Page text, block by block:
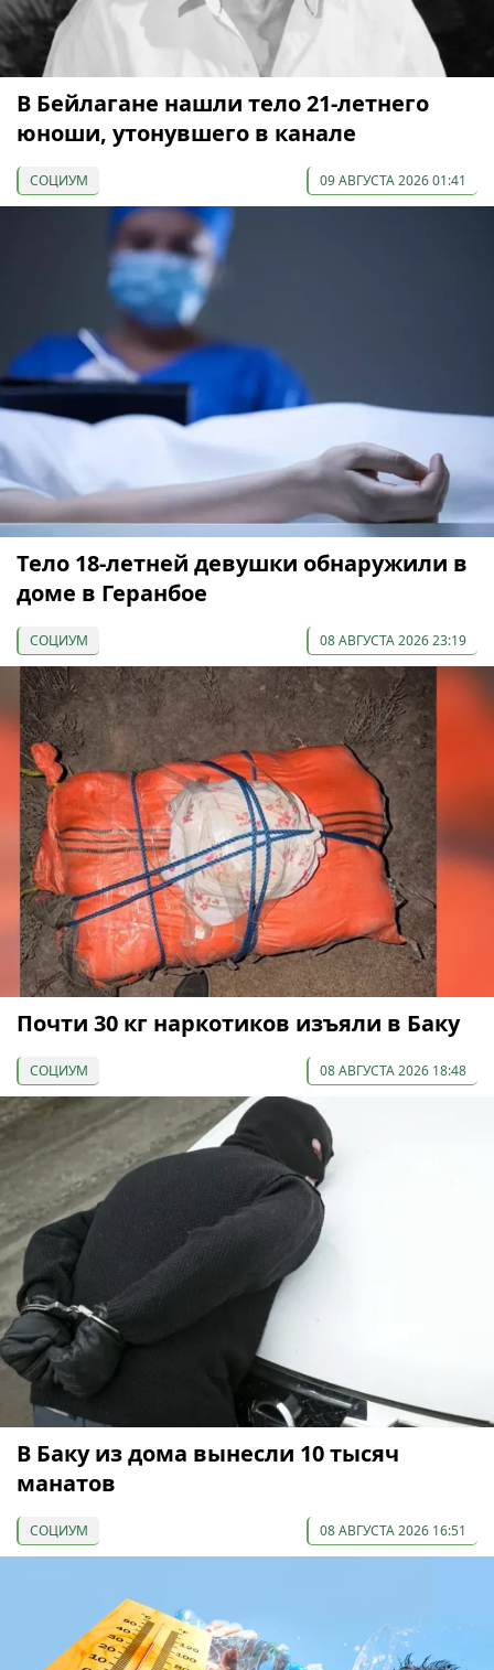
В Бейлагане нашли тело 21-летнего
юноши, утонувшего в канале
СОЦИУМ 09 АВГУСТА 2026 01:41
Тело 18-летней девушки обнаружили в
доме в Геранбое
СОЦИУМ 08 АВГУСТА 2026 23:19
Почти 30 кг наркотиков изъяли в Баку
СОЦИУМ 08 АВГУСТА 2026 18:48
В Баку из дома вынесли 10 тысяч
манатов
СОЦИУМ 08 АВГУСТА 2026 16:51